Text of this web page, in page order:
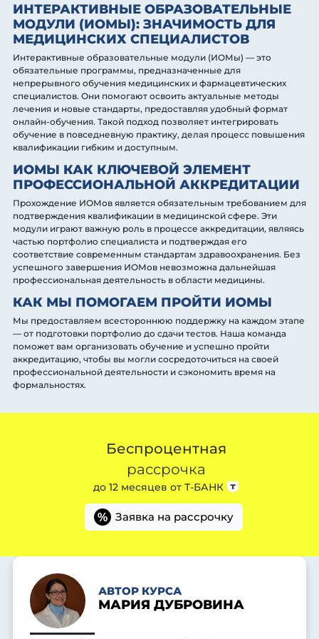
ИНТЕРАКТИВНЫЕ ОБРАЗОВАТЕЛЬНЫЕ
МОДУЛИ (ИОМЫ): ЗНАЧИМОСТЬ ДЛЯ
МЕДИЦИНСКИХ СПЕЦИАЛИСТОВ
Интерактивные образовательные модули (ИОМы) — это
обязательные программы, предназначенные для
непрерывного обучения медицинских и фармацевтических
специалистов. Они помогают освоить актуальные методы
лечения и новые стандарты, предоставляя удобный формат
онлайн-обучения. Такой подход позволяет интегрировать
обучение в повседневную практику, делая процесс повышения
квалификации гибким и доступным.
ИОМЫ КАК КЛЮЧЕВОЙ ЭЛЕМЕНТ
ПРОФЕССИОНАЛЬНОЙ АККРЕДИТАЦИИ
Прохождение ИОМов является обязательным требованием для
подтверждения квалификации в медицинской сфере. Эти
модули играют важную роль в процессе аккредитации, являясь
частью портфолио специалиста и подтверждая его
соответствие современным стандартам здравоохранения. Без
успешного завершения ИОМов невозможна дальнейшая
профессиональная деятельность в области медицины.
КАК МЫ ПОМОГАЕМ ПРОЙТИ ИОМЫ
Мы предоставляем всестороннюю поддержку на каждом этапе
— от подготовки портфолио до сдачи тестов. Наша команда
поможет вам организовать обучение и успешно пройти
аккредитацию, чтобы вы могли сосредоточиться на своей
профессиональной деятельности и сэкономить время на
формальностях.
Беспроцентная
рассрочка
до 12 месяцев от Т-БАНК
% Заявка на рассрочку
АВТОР КУРСА
МАРИЯ ДУБРОВИНА